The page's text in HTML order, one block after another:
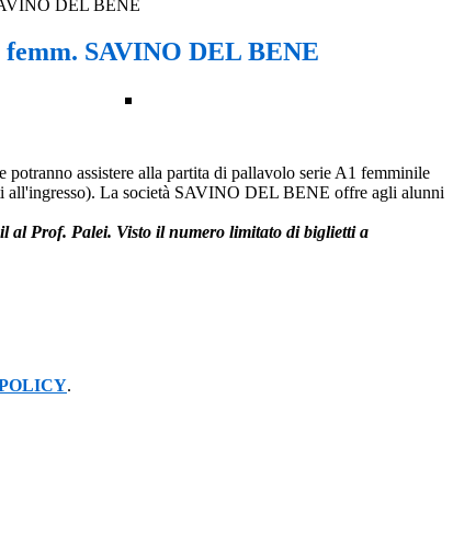
DEL BENE
SAVINO DEL BENE
assistere alla partita di pallavolo serie A1 femminile
all'ingresso). La società SAVINO DEL BENE offre agli alunni
al Prof. Palei. Visto il numero limitato di biglietti a
.